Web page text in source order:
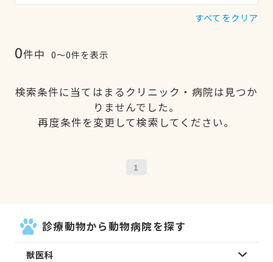
すべてをクリア
0件中 0〜0件を表示
検索条件に当てはまるクリニック・病院は見つか
りませんでした。
再度条件を変更して検索してください。
1
診療動物から動物病院を探す
獣医科